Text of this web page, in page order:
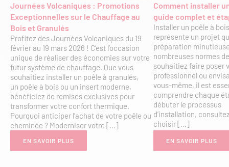
Journées Volcaniques : Promotions
Exceptionnelles sur le Chauffage au
Bois et Granulés
Profitez des Journées Volcaniques du 19
février au 19 mars 2026 ! C’est l’occasion
unique de réaliser des économies sur votre
futur système de chauffage. Que vous
souhaitiez installer un poêle à granulés,
un poêle à bois ou un insert moderne,
bénéficiez de remises exclusives pour
transformer votre confort thermique.
Pourquoi anticiper l’achat de votre poêle ou
cheminée ? Moderniser votre […]
EN SAVOIR PLUS
Comment installer
guide complet et
Installer un poêle à
représente un projet
préparation
nombreuses normes
souhaitiez faire poser
professionnel ou
vous-même, il est
comprendre chaque
débuter le processus
d’installation,
choisir […]
EN SAVOIR PLUS